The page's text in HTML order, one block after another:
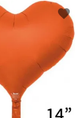
favorite